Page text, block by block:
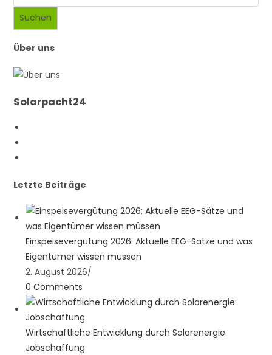
Suchen
Über uns
Solarpacht24
tab
new
tab
a
new
Letzte Beiträge
Einspeisevergütung 2026: Aktuelle EEG-Sätze und was
Eigentümer wissen müssen
2. August 2026/
0 Comments
Wirtschaftliche Entwicklung durch Solarenergie:
Jobschaffung